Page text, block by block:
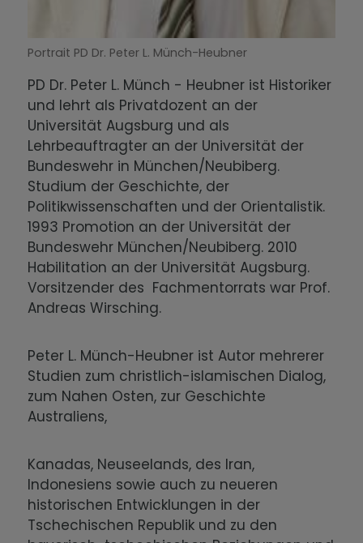
Portrait PD Dr. Peter L. Münch-Heubner
PD Dr. Peter L. Münch - Heubner ist Historiker
und lehrt als Privatdozent an der
Universität Augsburg und als
Lehrbeauftragter an der Universität der
Bundeswehr in München/Neubiberg.
Studium der Geschichte, der
Politikwissenschaften und der Orientalistik.
1993 Promotion an der Universität der
Bundeswehr München/Neubiberg. 2010
Habilitation an der Universität Augsburg.
Vorsitzender des Fachmentorrats war Prof.
Andreas Wirsching.
Peter L. Münch-Heubner ist Autor mehrerer
Studien zum christlich-islamischen Dialog,
zum Nahen Osten, zur Geschichte
Australiens,
Kanadas, Neuseelands, des Iran,
Indonesiens sowie auch zu neueren
historischen Entwicklungen in der
Tschechischen Republik und zu den